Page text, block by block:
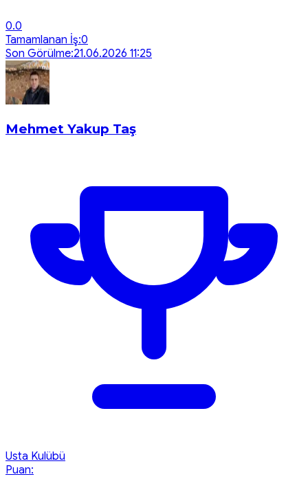
0.0
Tamamlanan İş:0
Son Görülme:21.06.2026 11:25
Mehmet Yakup Taş
Usta Kulübü
Puan: